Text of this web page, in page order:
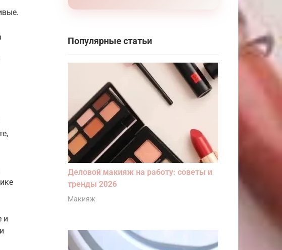
и
Популярные статьи
Деловой макияж на работу: советы и
тренды 2026
Макияж